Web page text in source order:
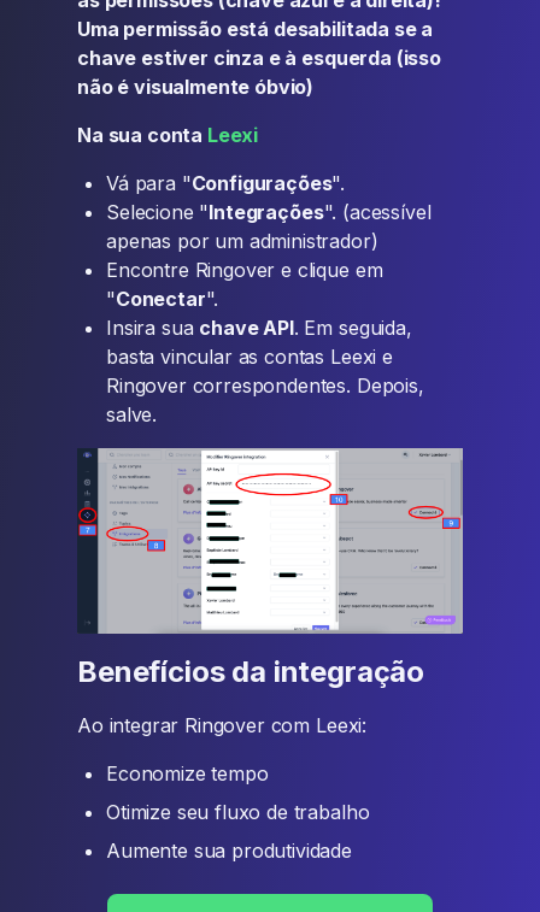
Uma permissão está desabilitada se a
chave estiver cinza e à esquerda (isso
não é visualmente óbvio)
Na sua conta Leexi
Vá para "Configurações".
Selecione "Integrações". (acessível
apenas por um administrador)
Encontre Ringover e clique em
"Conectar".
Insira sua chave API. Em seguida,
basta vincular as contas Leexi e
Ringover correspondentes. Depois,
salve.
Benefícios da integração
Ao integrar Ringover com Leexi:
Economize tempo
Otimize seu fluxo de trabalho
Aumente sua produtividade